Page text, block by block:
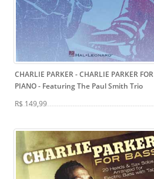
CHARLIE PARKER - CHARLIE PARKER FOR
PIANO- Featuring The Paul Smith Trio
R$ 149,99